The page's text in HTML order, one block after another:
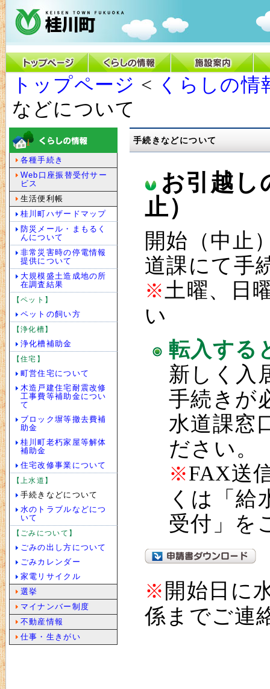
トップページ < くらしの情
などについて
手続きなどについて
お引越し
止）
開始（中止
道課にて手
※土曜、日
い
転入する
新しく入
手続きが
水道課窓
ださい。
※FAX送
くは「給
受付」を
※ 開始日に
係までご連
各種手続き
Web口座振替受付サー
ビス
生活便利帳
桂川町ハザードマップ
防災メール・まもるく
んについて
非常災害時の停電情報
提供について
大規模盛土造成地の所
在調査結果
【ペット】
ペットの飼い方
【浄化槽】
浄化槽補助金
【住宅】
町営住宅について
木造戸建住宅耐震改修
工事費等補助金につい
て
ブロック塀等撤去費補
助金
桂川町老朽家屋等解体
補助金
住宅改修事業について
【上水道】
手続きなどについて
水のトラブルなどにつ
いて
【ごみについて】
ごみの出し方について
ごみカレンダー
家電リサイクル
選挙
マイナンバー制度
不動産情報
仕事・生きがい